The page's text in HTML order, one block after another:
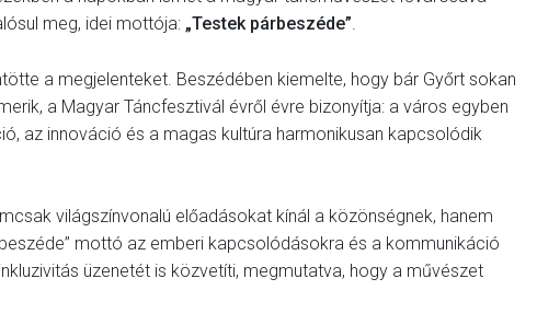
meg, idei mottója: „Testek párbeszéde”.
a megjelenteket. Beszédében kiemelte, hogy bár Győrt sokan
a Magyar Táncfesztivál évről évre bizonyítja: a város egyben
az innováció és a magas kultúra harmonikusan kapcsolódik
világszínvonalú előadásokat kínál a közönségnek, hanem
mottó az emberi kapcsolódásokra és a kommunikáció
üzenetét is közvetíti, megmutatva, hogy a művészet